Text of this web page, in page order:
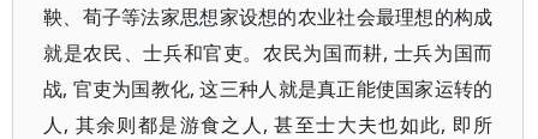
鞅、荀子等法家思想家设想的农业社会最理想的构成
就是农民、士兵和官吏。农民为国而耕, 士兵为国而
战, 官吏为国教化, 这三种人就是真正能使国家运转的
人, 其余则都是游食之人, 甚至士大夫也如此, 即所